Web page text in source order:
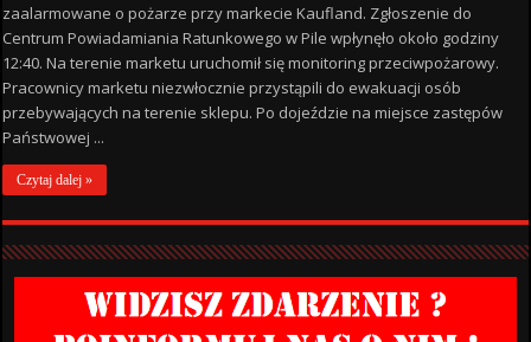
zaalarmowane o pożarze przy markecie Kaufland. Zgłoszenie do
Centrum Powiadamiania Ratunkowego w Pile wpłynęło około godziny
12:40. Na terenie marketu uruchomił się monitoring przeciwpożarowy.
Pracownicy marketu niezwłocznie przystąpili do ewakuacji osób
przebywających na terenie sklepu. Po dojeździe na miejsce zastępów
Państwowej ...
Czytaj dalej »